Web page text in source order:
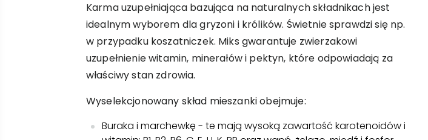
Karma uzupełniająca bazująca na naturalnych składnikach jest
idealnym wyborem dla gryzoni i królików. Świetnie sprawdzi się np.
w przypadku koszatniczek. Miks gwarantuje zwierzakowi
uzupełnienie witamin, minerałów i pektyn, które odpowiadają za
właściwy stan zdrowia.
Wyselekcjonowany skład mieszanki obejmuje:
Buraka i marchewkę - te mają wysoką zawartość karotenoidów i